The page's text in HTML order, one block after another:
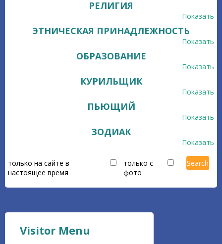
РЕЛИГИЯ
Показать
ЭТНИЧЕСКАЯ ПРИНАДЛЕЖНОСТЬ
Показать
ОБРАЗОВАНИЕ
Показать
КУРИЛЬЩИК
Показать
ПЬЮЩИЙ
Показать
ЗОДИАК
Показать
только на сайте в
настоящее время
только с
фото
Visitor Menu